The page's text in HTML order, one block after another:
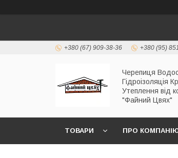
+380 (67) 909-38-36 +380 (95)
Черепиця
Гідроізоляція
Утеплення від
"Файний Цвях"
ТОВАРИ ПРО